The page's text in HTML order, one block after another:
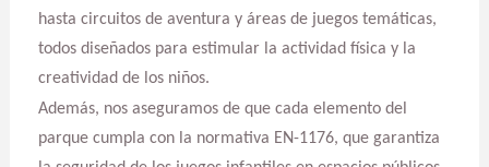
hasta circuitos de aventura y áreas de juegos temáticas,
todos diseñados para estimular la actividad física y la
creatividad de los niños.
Además, nos aseguramos de que cada elemento del
parque cumpla con la normativa EN-1176, que garantiza